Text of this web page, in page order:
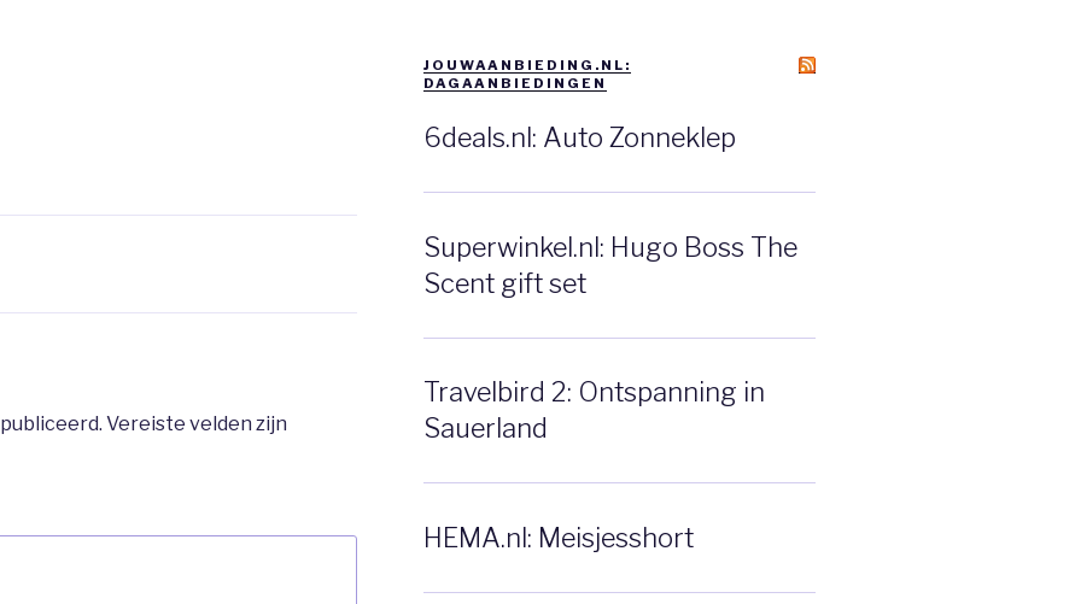
Vereiste velden zijn
JOUWAANBIEDING.NL:
DAGAANBIEDINGEN
6deals.nl: Auto Zonneklep
Superwinkel.nl: Hugo Boss The
Scent gift set
Travelbird 2: Ontspanning in
Sauerland
HEMA.nl: Meisjesshort